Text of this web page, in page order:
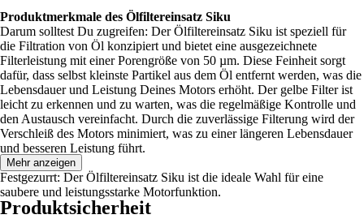
Produktmerkmale des Ölfiltereinsatz Siku
Darum solltest Du zugreifen: Der Ölfiltereinsatz Siku ist speziell für
die Filtration von Öl konzipiert und bietet eine ausgezeichnete
Filterleistung mit einer Porengröße von 50 µm. Diese Feinheit sorgt
dafür, dass selbst kleinste Partikel aus dem Öl entfernt werden, was die
Lebensdauer und Leistung Deines Motors erhöht. Der gelbe Filter ist
leicht zu erkennen und zu warten, was die regelmäßige Kontrolle und
den Austausch vereinfacht. Durch die zuverlässige Filterung wird der
Verschleiß des Motors minimiert, was zu einer längeren Lebensdauer
und besseren Leistung führt.
Festgezurrt: Der Ölfiltereinsatz Siku ist die ideale Wahl für eine
saubere und leistungsstarke Motorfunktion.
Mehr anzeigen
Produktsicherheit